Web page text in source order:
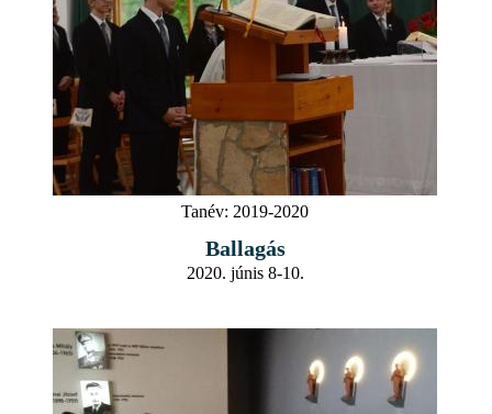
Tanév: 2019-2020
Ballagás
2020. júnis 8-10.